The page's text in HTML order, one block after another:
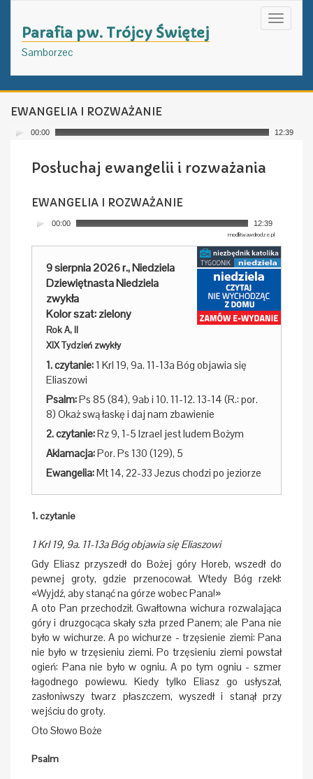
Parafia pw. Trójcy Świętej
Samborzec
Toggle
EWANGELIA I ROZWAŻANIE
00:00 12:39
Posłuchaj ewangelii i rozważania
EWANGELIA I ROZWAŻANIE
00:00 12:39
modlitwawdrodze.pl
9 sierpnia 2026 r., Niedziela
Dziewiętnasta Niedziela
zwykła
Kolor szat: zielony
Rok A, II
XIX Tydzień zwykły
1. czytanie: 1 Krl 19, 9a. 11-13a Bóg objawia się
Eliaszowi
Psalm:Ps 85 (84), 9ab i 10. 11-12. 13-14 (R.: por.
8) Okaż swą łaskę i daj nam zbawienie
2. czytanie:Rz 9, 1-5 Izrael jest ludem Bożym
Aklamacja:Por. Ps 130 (129), 5
Ewangelia:Mt 14, 22-33 Jezus chodzi po jeziorze
1. czytanie
1 Krl 19, 9a. 11-13a Bóg objawia się Eliaszowi
Gdy Eliasz przyszedł do Bożej góry Horeb, wszedł do
pewnej groty, gdzie przenocował. Wtedy Bóg rzekł:
«Wyjdź, aby stanąć na górze wobec Pana!»
A oto Pan przechodził. Gwałtowna wichura rozwalająca
góry i druzgocąca skały szła przed Panem; ale Pana nie
było w wichurze. A po wichurze - trzęsienie ziemi: Pana
nie było w trzęsieniu ziemi. Po trzęsieniu ziemi powstał
ogień: Pana nie było w ogniu. A po tym ogniu - szmer
łagodnego powiewu. Kiedy tylko Eliasz go usłyszał,
zasłoniwszy twarz płaszczem, wyszedł i stanął przy
wejściu do groty.
Oto Słowo Boże
Psalm